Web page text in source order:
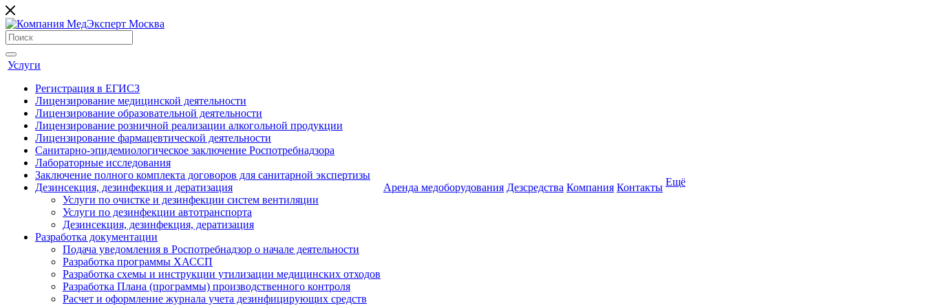
Услуги
Регистрация в ЕГИСЗ
Лицензирование медицинской деятельности
Лицензирование образовательной деятельности
Лицензирование розничной реализации алкогольной продукции
Лицензирование фармацевтической деятельности
Санитарно-эпидемиологическое заключение Роспотребнадзора
Лабораторные исследования
Заключение полного комплекта договоров для санитарной экспертизы
Дезинсекция, дезинфекция и дератизация
Услуги по очистке и дезинфекции систем вентиляции
Услуги по дезинфекции автотранспорта
Дезинсекция, дезинфекция, дератизация
Разработка документации
Подача уведомления в Роспотребнадзор о начале деятельности
Разработка программы ХАССП
Разработка схемы и инструкции утилизации медицинских отходов
Разработка Плана (программы) производственного контроля
Расчет и оформление журнала учета дезинфицирующих средств
Аренда медоборудования Дезсредства Компания Контакты Ещё